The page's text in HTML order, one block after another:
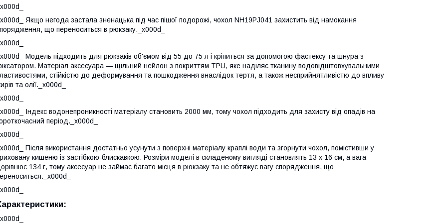
_x000d_
_x000d_ Якщо негода застала зненацька під час пішої подорожі, чохол NH19PJ041 захистить від намокання
що переноситься в рюкзаку._x000d_
_x000d_
_x000d_ Модель підходить для рюкзаків об'ємом від 55 до 75 л і кріпиться за допомогою фастексу та шнура з
Матеріал аксесуара — щільний нейлон з покриттям TPU, яке наділяє тканину водовідштовхувальними
стійкістю до деформування та пошкодження внаслідок тертя, а також несприйнятливістю до впливу
та олії._x000d_
_x000d_
_x000d_ Індекс водонепроникності матеріалу становить 2000 мм, тому чохол підходить для захисту від опадів на
період._x000d_
_x000d_
_x000d_ Після використання достатньо усунути з поверхні матеріалу краплі води та згорнути чохол, помістивши у
кишеню із застібкою-блискавкою. Розміри моделі в складеному вигляді становлять 13 х 16 см, а вага
134 г, тому аксесуар не займає багато місця в рюкзаку та не обтяжує вагу спорядження, що
_x000d_
_x000d_